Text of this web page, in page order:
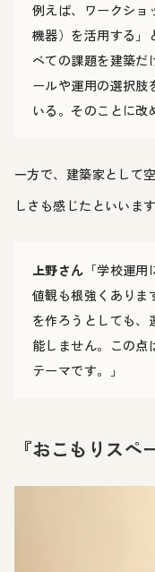
例えば、ワークショ
機器）を活用する」
べての課題を建築だ
ールや運用の選択肢
いる。そのことに改
一方で、建築家として
しさも感じたといいます
上野さん 「学校運
値観も根強くありま
を作ろうとしても、
能しません。この点
テーマです。」
『おこもりスペ